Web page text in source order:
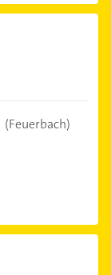
(Feuerbach)